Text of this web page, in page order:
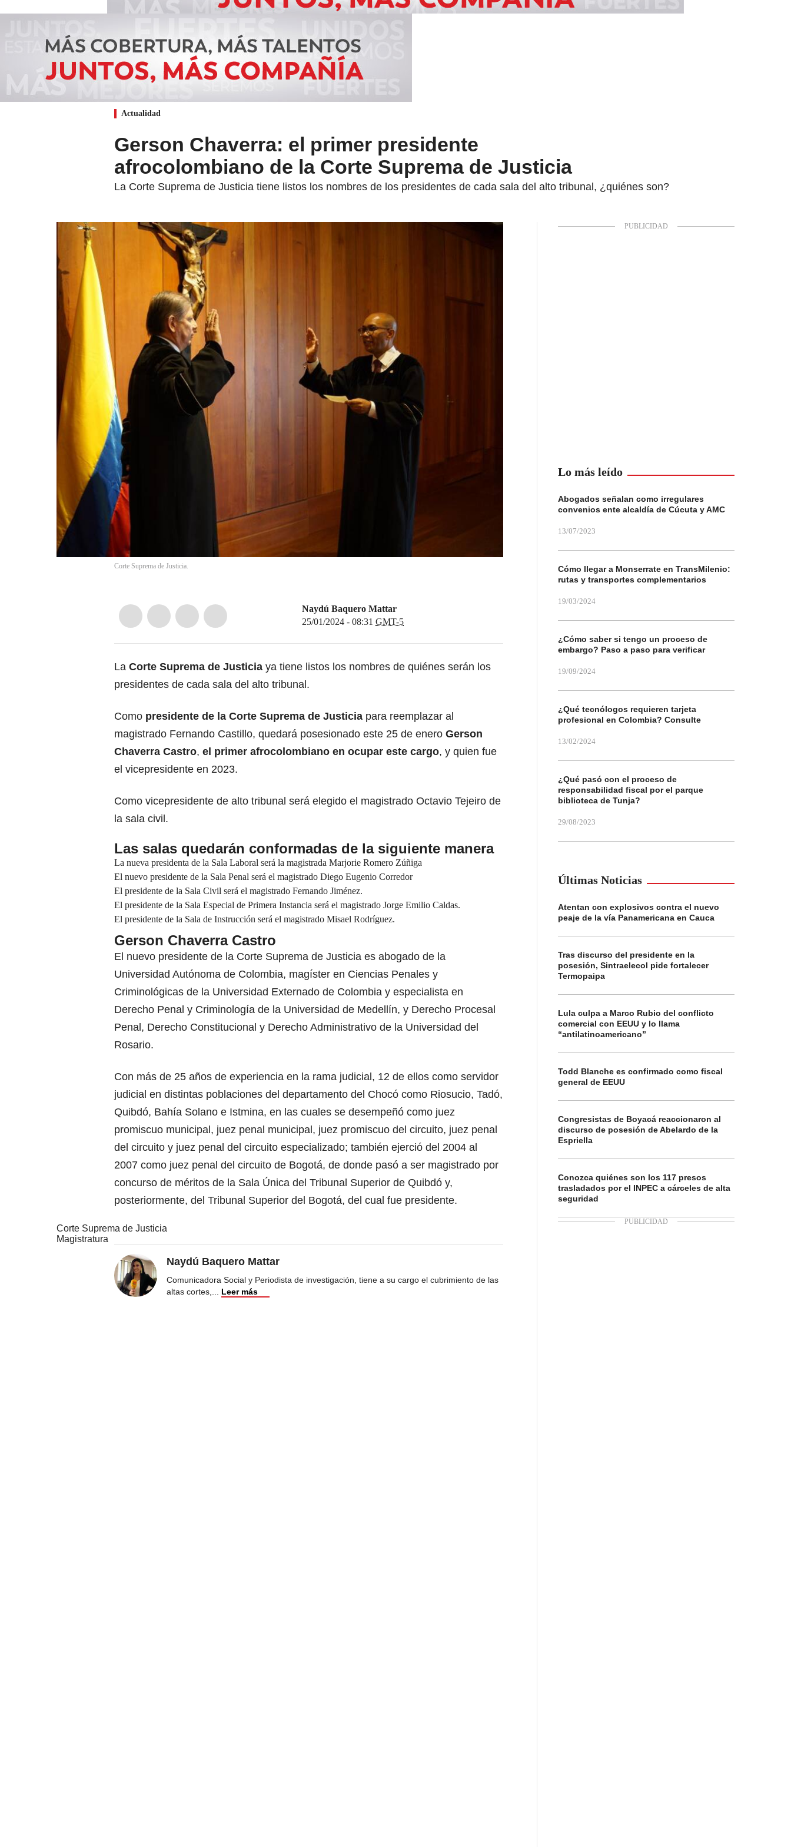
Actualidad
Gerson Chaverra: el primer presidente
afrocolombiano de la Corte Suprema de Justicia
La Corte Suprema de Justicia tiene listos los nombres de los presidentes de cada sala del alto tribunal, ¿quiénes son?
Corte Suprema de Justicia.
Naydú Baquero Mattar
25/01/2024 - 08:31 GMT-5
La Corte Suprema de Justicia ya tiene listos los nombres de quiénes serán los
presidentes de cada sala del alto tribunal.
Como presidente de la Corte Suprema de Justicia para reemplazar al
magistrado Fernando Castillo, quedará posesionado este 25 de enero Gerson
Chaverra Castro, el primer afrocolombiano en ocupar este cargo, y quien fue
el vicepresidente en 2023.
Como vicepresidente de alto tribunal será elegido el magistrado Octavio Tejeiro de
la sala civil.
Las salas quedarán conformadas de la siguiente manera
La nueva presidenta de la Sala Laboral será la magistrada Marjorie Romero Zúñiga
El nuevo presidente de la Sala Penal será el magistrado Diego Eugenio Corredor
El presidente de la Sala Civil será el magistrado Fernando Jiménez.
El presidente de la Sala Especial de Primera Instancia será el magistrado Jorge Emilio Caldas.
El presidente de la Sala de Instrucción será el magistrado Misael Rodríguez.
Gerson Chaverra Castro
El nuevo presidente de la Corte Suprema de Justicia es abogado de la
Universidad Autónoma de Colombia, magíster en Ciencias Penales y
Criminológicas de la Universidad Externado de Colombia y especialista en
Derecho Penal y Criminología de la Universidad de Medellín, y Derecho Procesal
Penal, Derecho Constitucional y Derecho Administrativo de la Universidad del
Rosario.
Con más de 25 años de experiencia en la rama judicial, 12 de ellos como servidor
judicial en distintas poblaciones del departamento del Chocó como Riosucio, Tadó,
Quibdó, Bahía Solano e Istmina, en las cuales se desempeñó como juez
promiscuo municipal, juez penal municipal, juez promiscuo del circuito, juez penal
del circuito y juez penal del circuito especializado; también ejerció del 2004 al
2007 como juez penal del circuito de Bogotá, de donde pasó a ser magistrado por
concurso de méritos de la Sala Única del Tribunal Superior de Quibdó y,
posteriormente, del Tribunal Superior del Bogotá, del cual fue presidente.
Corte Suprema de Justicia
Magistratura
Naydú Baquero Mattar
Comunicadora Social y Periodista de investigación, tiene a su cargo el cubrimiento de las
altas cortes,... Leer más
Lo más leído
Abogados señalan como irregulares
convenios ente alcaldía de Cúcuta y AMC
13/07/2023
Cómo llegar a Monserrate en TransMilenio:
rutas y transportes complementarios
19/03/2024
¿Cómo saber si tengo un proceso de
embargo? Paso a paso para verificar
19/09/2024
¿Qué tecnólogos requieren tarjeta
profesional en Colombia? Consulte
13/02/2024
¿Qué pasó con el proceso de
responsabilidad fiscal por el parque
biblioteca de Tunja?
29/08/2023
Últimas Noticias
Atentan con explosivos contra el nuevo
peaje de la vía Panamericana en Cauca
Tras discurso del presidente en la
posesión, Sintraelecol pide fortalecer
Termopaipa
Lula culpa a Marco Rubio del conflicto
comercial con EEUU y lo llama
“antilatinoamericano”
Todd Blanche es confirmado como fiscal
general de EEUU
Congresistas de Boyacá reaccionaron al
discurso de posesión de Abelardo de la
Espriella
Conozca quiénes son los 117 presos
trasladados por el INPEC a cárceles de alta
seguridad